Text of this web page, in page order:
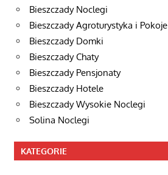
Bieszczady Noclegi
Bieszczady Agroturystyka i Pokoje
Bieszczady Domki
Bieszczady Chaty
Bieszczady Pensjonaty
Bieszczady Hotele
Bieszczady Wysokie Noclegi
Solina Noclegi
KATEGORIE